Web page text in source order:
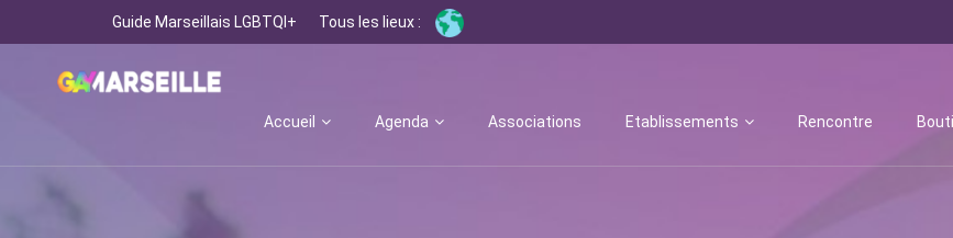
Guide Marseillais LGBTQI+ Tous les lieux :
Accueil
Agenda Associations Etablissements Rencontre